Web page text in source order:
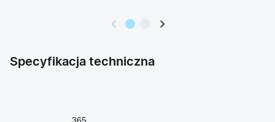
Specyfikacja techniczna